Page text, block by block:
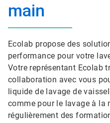
main
Ecolab propose des
performance pour votre
Votre représentant Ecolab
collaboration avec vous
liquide de lavage de
comme pour le lavage à la
régulièrement des